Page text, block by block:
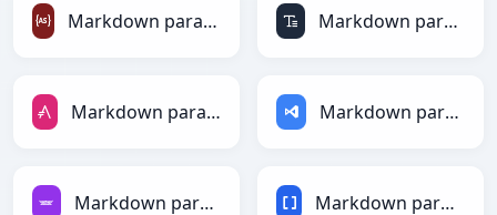
Markdown para ActionScript Markdown para ASCII
Markdown para AsciiDoc Markdown para ASP
Markdown para Avro Markdown para BBCode